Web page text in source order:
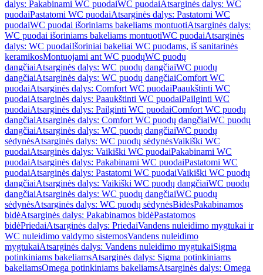
dalys: Pakabinami WC puodaiWC puodaiAtsarginės dalys: WC
puodaiPastatomi WC puodaiAtsarginės dalys: Pastatomi WC
puodaiWC puodai išoriniams bakeliams montuotiAtsarginės dalys:
WC puodai išoriniams bakeliams montuotiWC puodaiAtsarginės
dalys: WC puodaiIšoriniai bakeliai WC puodams, iš sanitarinės
keramikosMontuojami ant WC puodųWC puodų
dangčiaiAtsarginės dalys: WC puodų dangčiaiWC puodų
dangčiaiAtsarginės dalys: WC puodų dangčiaiComfort WC
puodaiAtsarginės dalys: Comfort WC puodaiPaaukštinti WC
puodaiAtsarginės dalys: Paaukštinti WC puodaiPailginti WC
puodaiAtsarginės dalys: Pailginti WC puodaiComfort WC puodų
dangčiaiAtsarginės dalys: Comfort WC puodų dangčiaiWC puodų
dangčiaiAtsarginės dalys: WC puodų dangčiaiWC puodų
sėdynėsAtsarginės dalys: WC puodų sėdynėsVaikiški WC
puodaiAtsarginės dalys: Vaikiški WC puodaiPakabinami WC
puodaiAtsarginės dalys: Pakabinami WC puodaiPastatomi WC
puodaiAtsarginės dalys: Pastatomi WC puodaiVaikiški WC puodų
dangčiaiAtsarginės dalys: Vaikiški WC puodų dangčiaiWC puodų
dangčiaiAtsarginės dalys: WC puodų dangčiaiWC puodų
sėdynėsAtsarginės dalys: WC puodų sėdynėsBidėsPakabinamos
bidėAtsarginės dalys: Pakabinamos bidėPastatomos
bidėPriedaiAtsarginės dalys: PriedaiVandens nuleidimo mygtukai ir
WC nuleidimo valdymo sistemosVandens nuleidimo
mygtukaiAtsarginės dalys: Vandens nuleidimo mygtukaiSigma
potinkiniams bakeliamsAtsarginės dalys: Sigma potinkiniams
bakeliamsOmega potinkiniams bakeliamsAtsarginės dalys: Omega